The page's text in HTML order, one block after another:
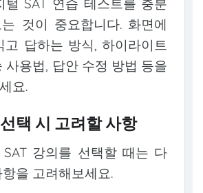
털 SAT 연습 테스트를 충분
것이 중요합니다. 화면에
고 답하는 방식, 하이라이트
사용법, 답안 수정 방법 등을
요.
택 시 고려할 사항
SAT 강의를 선택할 때는 다
을 고려해보세요.